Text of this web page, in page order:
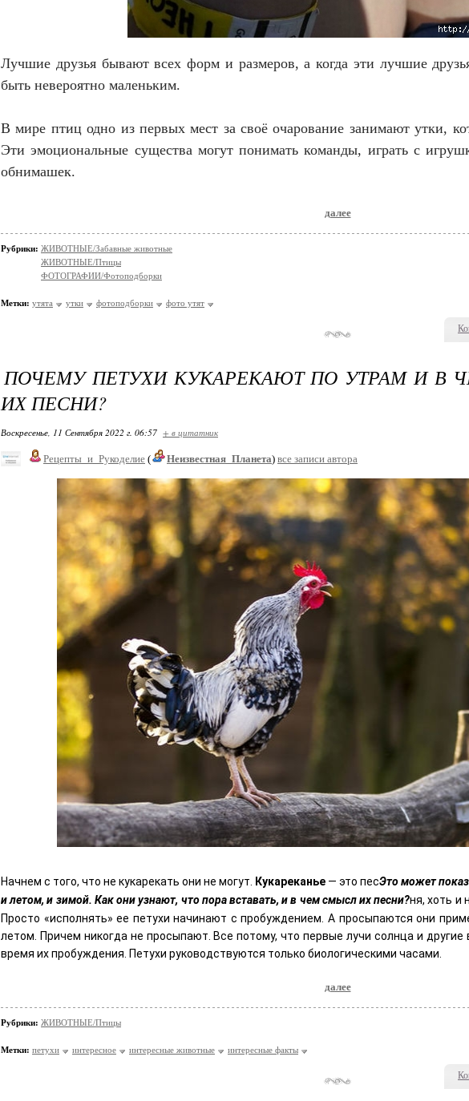
Лучшие друзья бывают всех форм и размеров, а когда эти лучшие
быть невероятно маленьким.
В мире птиц одно из первых мест за своё очарование занимают утки,
Эти эмоциональные существа могут понимать команды, играть с
обнимашек.
далее
Рубрики: ЖИВОТНЫЕ/Забавные животные
ЖИВОТНЫЕ/Птицы
ФОТОГРАФИИ/Фотоподборки
Метки: утята утки фотоподборки фото утят
ПОЧЕМУ ПЕТУХИ КУКАРЕКАЮТ ПО УТРАМ И В
ИХ ПЕСНИ?
Воскресенье, 11 Сентября 2022 г. 06:57 + в цитатник
Рецепты_и_Рукоделие ( Неизвестная_Планета) все записи автора
Начнем с того, что не кукарекать они не могут. Кукареканье — это песЭто может
и летом, и зимой. Как они узнают, что пора вставать, и в чем смысл их песни?ня, хоть и
Просто «исполнять» ее петухи начинают с пробуждением. А просыпаются они
летом. Причем никогда не просыпают. Все потому, что первые лучи солнца и
время их пробуждения. Петухи руководствуются только биологическими часами.
далее
Рубрики: ЖИВОТНЫЕ/Птицы
Метки: петухи интересное интересные животные интересные факты